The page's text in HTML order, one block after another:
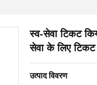
स्व-सेवा टिकट
सेवा के लिए
उत्पाद विवरण